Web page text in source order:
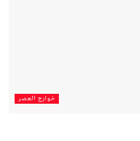
خوارج العصر